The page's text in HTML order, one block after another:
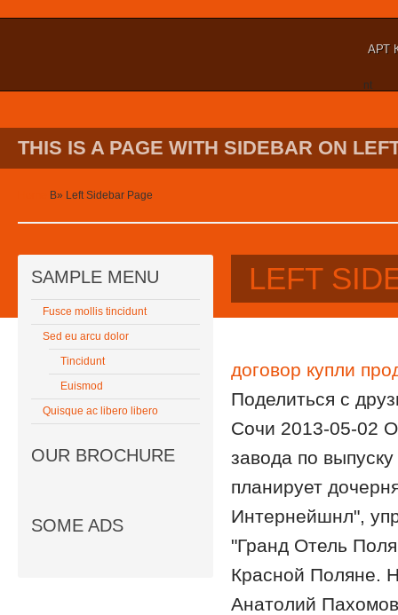
АРТ
nt
THIS IS A PAGE WITH SIDEBAR ON
В» Left Sidebar Page
SAMPLE MENU
Fusce mollis tincidunt
Sed eu arcu dolor
Tincidunt
Euismod
Quisque ac libero libero
OUR BROCHURE
SOME ADS
LEFT
договор купли
Поделиться с
Сочи 2013-05-02
завода по
планирует
Интернейшнл",
"Гранд Отель
Красной Поляне.
Анатолий